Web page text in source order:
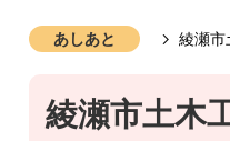
あしあと 綾瀬市
綾瀬市土木